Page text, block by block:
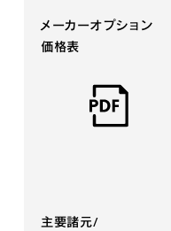
メーカーオプション
価格表
主要諸元/